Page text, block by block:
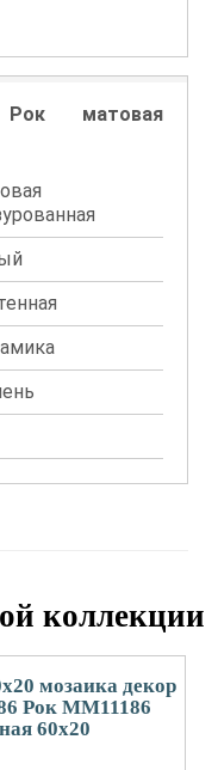
матовая
коллекции
мозаика декор
Рок MM11186
60x20